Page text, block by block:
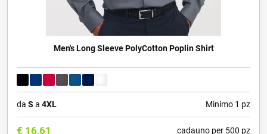
Men's Long Sleeve PolyCotton Poplin Shirt
da S a 4XL Minimo 1 pz
€ 16,61 cadauno per 500 pz